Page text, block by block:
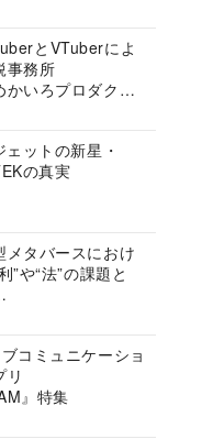
とVTuberによ
事務所
かいろプロダクシ
ェットの新星・
の真実
メタバースにおけ
”や“法”の課題と
ムの挑戦に迫る
コミュニケーショ
リ
』特集